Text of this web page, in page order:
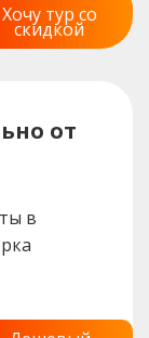
Хочу тур со
скидкой
от
в